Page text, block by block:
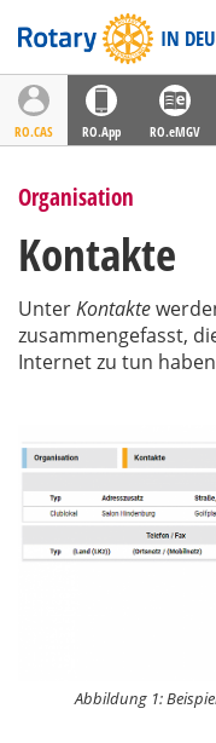
Rotary
IN
RO.CAS RO.App RO.eMGV
Organisation
Kontakte
UnterKontakte
zusammengefasst,
Internet zu tun
Abbildung 1: